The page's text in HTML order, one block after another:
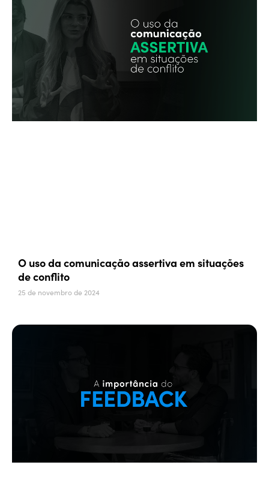
O uso da comunicação assertiva em situações
de conflito
25 de novembro de 2024